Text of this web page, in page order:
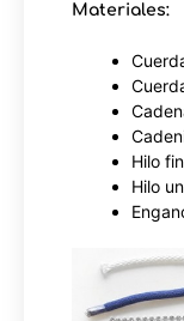
Materiales:
Hilo
Hilo